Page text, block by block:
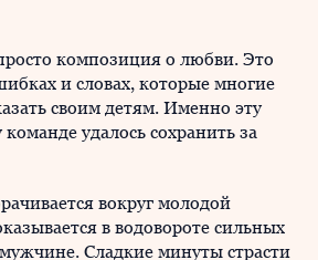
композиция о любви. Это
и словах, которые многие
своим детям. Именно эту
удалось сохранить за
вокруг молодой
в водовороте сильных
Сладкие минуты страсти